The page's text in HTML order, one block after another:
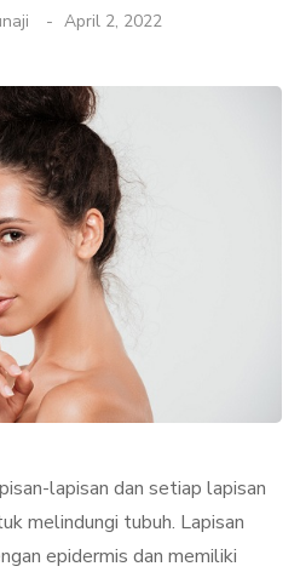
April 2, 2022
lapisan dan setiap lapisan
melindungi tubuh. Lapisan
epidermis dan memiliki